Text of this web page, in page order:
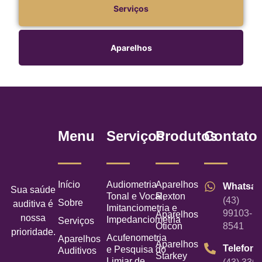
Serviços
Aparelhos
Sua saúde
auditiva é
nossa
prioridade.
Menu
Início
Sobre
Serviços
Aparelhos
Auditivos
Serviços
Audiometria
Tonal e Vocal,
Imitanciometria e
Impedanciometria
Acufenometria
e Pesquisa do
Produtos
Aparelhos
Rexton
Aparelhos
Oticon
Aparelhos
Starkey
Contato
(43)
99103-
8541
Telefone